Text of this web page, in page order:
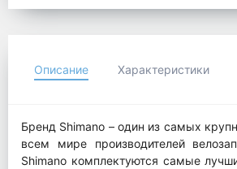
Описание Характеристики
Бренд Shimano – один из самых
всем мире производителей
Shimano комплектуются самые